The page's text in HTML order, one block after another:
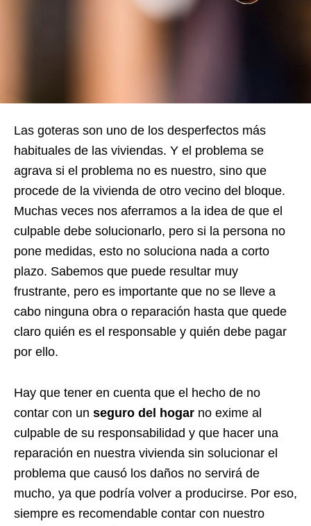
Las goteras son uno de los desperfectos más
habituales de las viviendas. Y el problema se
agrava si el problema no es nuestro, sino que
procede de la vivienda de otro vecino del bloque.
Muchas veces nos aferramos a la idea de que el
culpable debe solucionarlo, pero si la persona no
pone medidas, esto no soluciona nada a corto
plazo. Sabemos que puede resultar muy
frustrante, pero es importante que no se lleve a
cabo ninguna obra o reparación hasta que quede
claro quién es el responsable y quién debe pagar
por ello.
Hay que tener en cuenta que el hecho de no
contar con un seguro del hogar no exime al
culpable de su responsabilidad y que hacer una
reparación en nuestra vivienda sin solucionar el
problema que causó los daños no servirá de
mucho, ya que podría volver a producirse. Por eso,
siempre es recomendable contar con nuestro